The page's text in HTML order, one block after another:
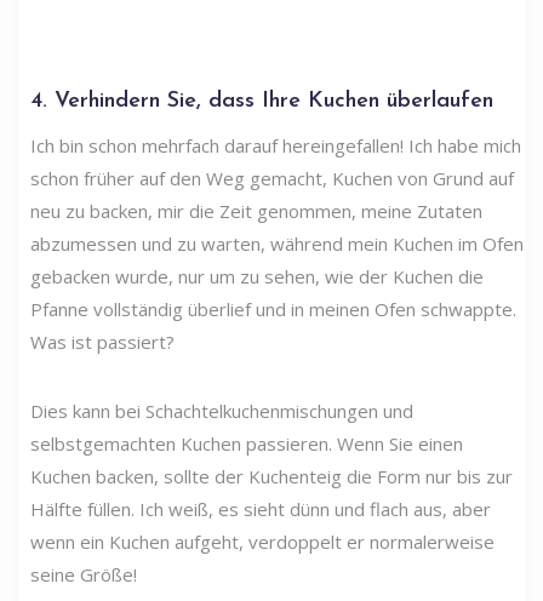
4. Verhindern Sie, dass Ihre Kuchen überlaufen
Ich bin schon mehrfach darauf hereingefallen! Ich habe mich
schon früher auf den Weg gemacht, Kuchen von Grund auf
neu zu backen, mir die Zeit genommen, meine Zutaten
abzumessen und zu warten, während mein Kuchen im Ofen
gebacken wurde, nur um zu sehen, wie der Kuchen die
Pfanne vollständig überlief und in meinen Ofen schwappte.
Was ist passiert?
Dies kann bei Schachtelkuchenmischungen und
selbstgemachten Kuchen passieren. Wenn Sie einen
Kuchen backen, sollte der Kuchenteig die Form nur bis zur
Hälfte füllen. Ich weiß, es sieht dünn und flach aus, aber
wenn ein Kuchen aufgeht, verdoppelt er normalerweise
seine Größe!